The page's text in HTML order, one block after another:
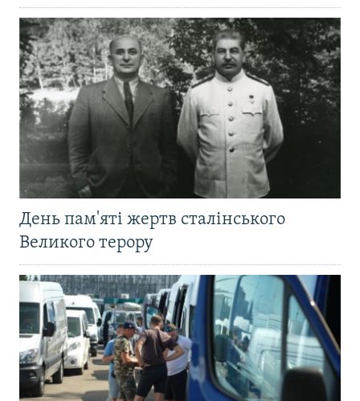
День пам'яті жертв сталінського
Великого терору